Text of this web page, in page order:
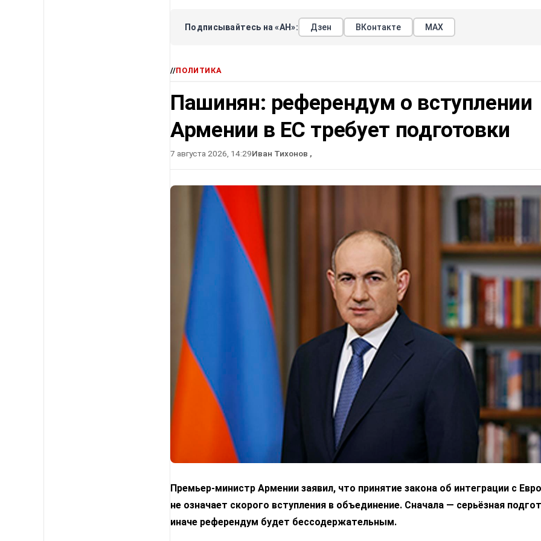
Подписывайтесь на «АН»: Дзен ВКонтакте МАХ
//ПОЛИТИКА
Пашинян: референдум о вступлении
Армении в ЕС требует подготовки
7 августа 2026, 14:29Иван Тихонов ,
Премьер-министр Армении заявил, что принятие закона об интеграции с
не означает скорого вступления в объединение. Сначала — серьёзная
иначе референдум будет бессодержательным.